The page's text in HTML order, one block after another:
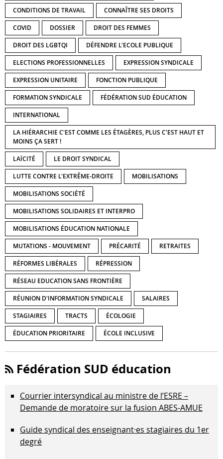
CONDITIONS DE TRAVAIL CONNAÎTRE SES DROITS
COVID DOSSIER DROIT DES FEMMES
DROIT DES LGBTQI DÉFENDRE L'ECOLE PUBLIQUE
ELECTIONS PROFESSIONNELLES EXPRESSION SYNDICALE
EXPRESSION UNITAIRE FONCTION PUBLIQUE
FORMATION SYNDICALE FÉDÉRATION SUD ÉDUCATION
INTERNATIONAL
LA HIÉRARCHIE C'EST COMME LES ÉTAGÈRES, PLUS C'EST HAUT ET
MOINS ÇA SERT !
LAÏCITÉ LE DROIT SYNDICAL
LUTTE CONTRE L'EXTRÊME-DROITE MOBILISATIONS
MOBILISATIONS SOCIÉTÉ
MOBILISATIONS SOLIDAIRES ET INTERPRO
MOBILISATIONS ÉDUCATION NATIONALE
MUTATIONS - MOUVEMENT PRÉCARITÉ RETRAITES
RÉFORMES LIBÉRALES RÉPRESSION
RÉSEAU EDUCATION SANS FRONTIÈRE
RÉUNION D'INFORMATION SYNDICALE SALAIRES
STAGIAIRES TRACTS ÉCOLOGIE
ÉDUCATION PRIORITAIRE ÉCOLE INCLUSIVE
Fédération SUD éducation
Courrier intersyndical au ministre de l’ESRE –
Demande de moratoire sur la fusion ABES-AMUE
Guide syndical des enseignant·es stagiaires du 1er
degré